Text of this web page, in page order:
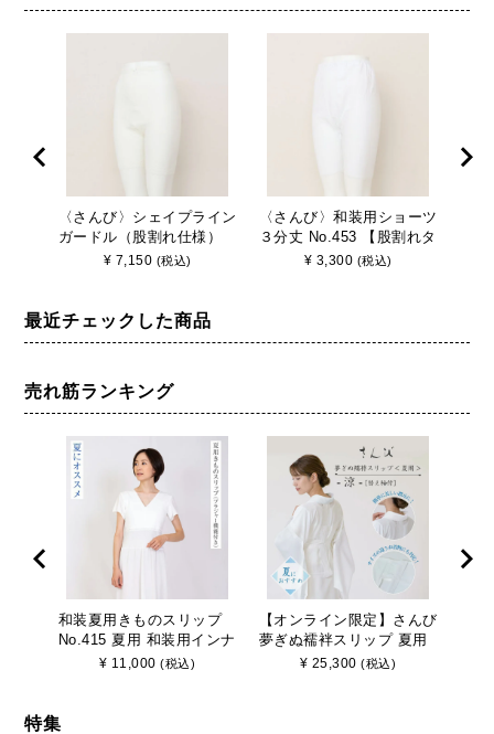
〈さんび〉シェイプライン
ガードル（股割れ仕様）
No.445 和装ガードル
¥ 7,150 (税込)
〈さんび〉和装用ショーツ
３分丈 No.453 【股割れタ
イプ】 M-LL さんび 日本
¥ 3,300 (税込)
最近チェックした商品
売れ筋ランキング
和装夏用きものスリップ
No.415 夏用 和装用インナ
ー さんび 日本製
¥ 11,000 (税込)
【オンライン限定】さんび
夢ぎぬ襦袢スリップ 夏用
≪涼≫ 東レセオα シルジ
¥ 25,300 (税込)
特集